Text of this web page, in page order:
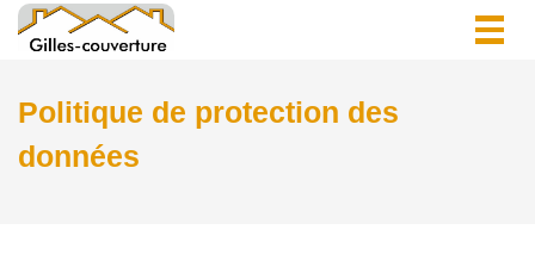
Politique de protection des
données